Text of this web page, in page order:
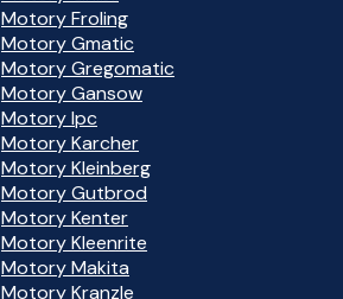
Motory Froling
Motory Gmatic
Motory Gregomatic
Motory Gansow
Motory Ipc
Motory Karcher
Motory Kleinberg
Motory Gutbrod
Motory Kenter
Motory Kleenrite
Motory Makita
Motory Kranzle